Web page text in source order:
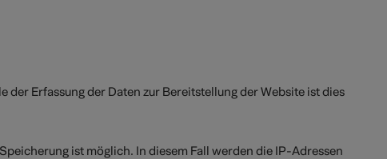
Erfassung der Daten zur Bereitstellung der Website ist dies
ist möglich. In diesem Fall werden die IP-Adressen